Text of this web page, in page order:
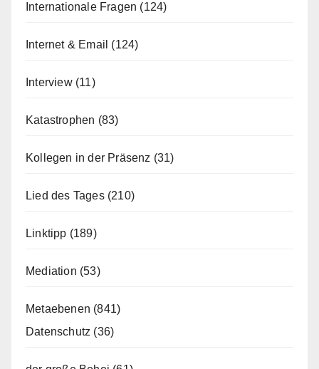
Internationale Fragen (124)
Internet & Email (124)
Interview(11)
Katastrophen (83)
Kollegen in der Präsenz (31)
Lied des Tages(210)
Linktipp (189)
Mediation (53)
Metaebenen (841)
Datenschutz (36)